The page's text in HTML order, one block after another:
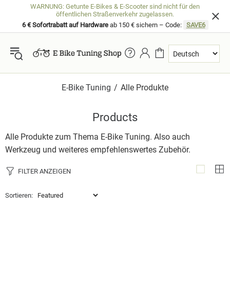
WARNUNG: Getunte E-Bikes & E-Scooter sind nicht für den
öffentlichen Straßenverkehr zugelassen.
6 € Sofortrabatt auf Hardwareab 150 € sichern – Code: SAVE6
E-Bike Tuning Alle Produkte
Products
Alle Produkte zum Thema E-Bike Tuning. Also auch
Werkzeug und weiteres empfehlenswertes Zubehör.
FILTER ANZEIGEN
Sortieren: